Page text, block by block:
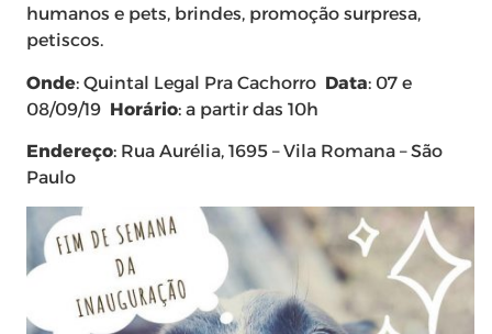
humanos e pets, brindes, promoção surpresa,
petiscos.
Onde: Quintal Legal Pra Cachorro Data: 07 e
08/09/19 Horário: a partir das 10h
Endereço: Rua Aurélia, 1695 – Vila Romana – São
Paulo